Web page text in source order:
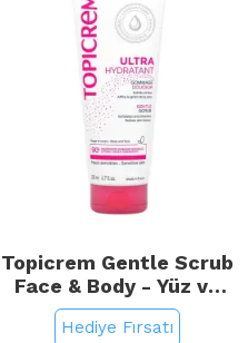
Topicrem Gentle Scrub
Face & Body - Yüz ve
Vücut Peelingi 200ml
Hediye Fırsatı